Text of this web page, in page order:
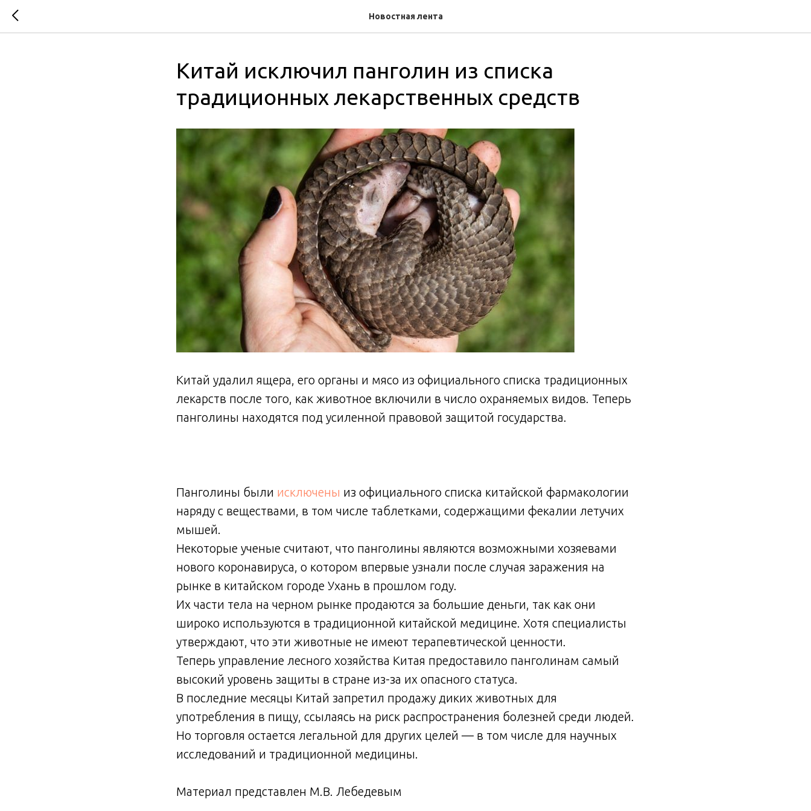
Новостная лента
Китай исключил панголин из списка
традиционных лекарственных средств
Китай удалил ящера, его органы и мясо из официального списка традиционных
лекарств после того, как животное включили в число охраняемых видов. Теперь
панголины находятся под усиленной правовой защитой государства.
Панголины были исключены из официального списка китайской фармакологии
наряду с веществами, в том числе таблетками, содержащими фекалии летучих
мышей.
Некоторые ученые считают, что панголины являются возможными хозяевами
нового коронавируса, о котором впервые узнали после случая заражения на
рынке в китайском городе Ухань в прошлом году.
Их части тела на черном рынке продаются за большие деньги, так как они
широко используются в традиционной китайской медицине. Хотя специалисты
утверждают, что эти животные не имеют терапевтической ценности.
Теперь управление лесного хозяйства Китая предоставило панголинам самый
высокий уровень защиты в стране из-за их опасного статуса.
В последние месяцы Китай запретил продажу диких животных для
употребления в пищу, ссылаясь на риск распространения болезней среди людей.
Но торговля остается легальной для других целей — в том числе для научных
исследований и традиционной медицины.
Материал представлен М.В. Лебедевым